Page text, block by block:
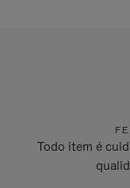
Todo item é